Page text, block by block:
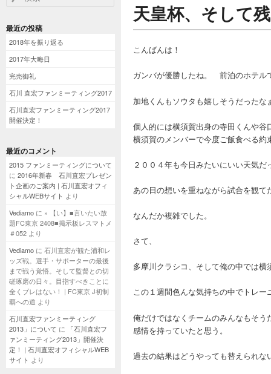
最近の投稿
2018年を振り返る
2017年大晦日
完売御礼
石川 直宏ファンミーティング2017
石川直宏ファンミーティング2017
開催決定！
最近のコメント
2015 ファンミーティングについて
に 2016年新春 石川直宏プレゼン
ト企画のご案内 | 石川直宏オフィ
シャルWEBサイト より
Vediamo に » 【い】■言いたい放
題FC東京 2408■掲示板レスマトメ
＃052 より
Vediamo に 石川直宏が観た浦和レ
ッズ戦。選手・サポーターの最後
まで戦う覚悟。そして監督との切
磋琢磨の日々。目指すべきことに
全くブレはない！ | FC東京 J初制
覇への道 より
石川直宏ファンミーティング
2013」について に
「石川直宏フ
ァンミーティング2013」開催決
定！ | 石川直宏オフィシャルWEB
サイト より
天皇杯、そして
こんばんは！
ガンバが優勝したね。 前泊のホテル
加地くんもソウタも嬉しそうだったな
個人的には横須賀出身の寺田くんや
横須賀のメンバーで今度ご飯食べる
２００４年も今日みたいにいい天気だ
あの日の想いを重ねながら試合を観
なんだか複雑でした。
さて、
多摩川クラシコ、そして俺の中では
この１週間色んな気持ちの中でトレー
俺だけではなくチームのみんなもそ
感情を持っていたと思う。
過去の結果はどうやっても替えられ